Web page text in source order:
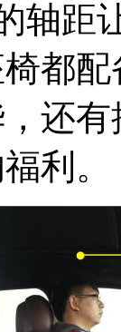
距
都
还
利。